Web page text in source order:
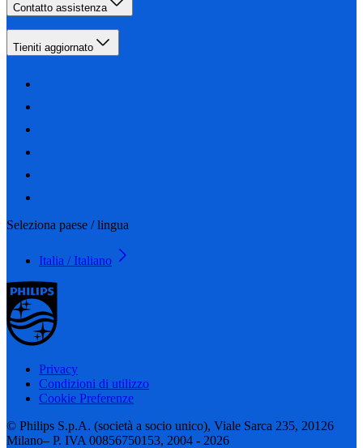
Contatto assistenza
Tieniti aggiornato
Seleziona paese / lingua
Italia / Italiano
Privacy
Condizioni di utilizzo
Cookie Preferenze
© Philips S.p.A. (società a socio unico), Viale Sarca 235, 20126
Milano– P. IVA 00856750153, 2004 - 2026